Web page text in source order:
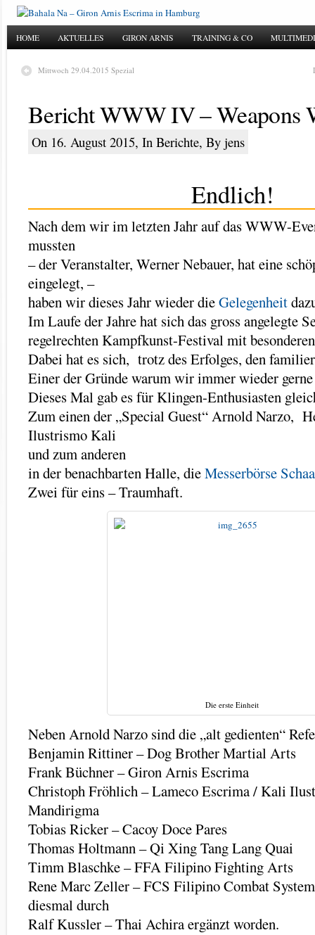
HOME AKTUELLES GIRON ARNIS TRAINING & CO
Mittwoch 29.04.2015 Spezial
Bericht WWW IV – Weapons
On 16. August 2015, In Berichte, By jens
Endlich!
Nach dem wir im letzten Jahr auf das WWW-
mussten
– der Veranstalter, Werner Nebauer, hat eine
eingelegt, –
haben wir dieses Jahr wieder dieGelegenheit
Im Laufe der Jahre hat sich das gross angelegte
regelrechten Kampfkunst-Festival mit
Dabei hat es sich, trotz des Erfolges, den
Einer der Gründe warum wir immer wieder
Dieses Mal gab es für Klingen-Enthusiasten
Zum einen der „Special Guest“ Arnold Narzo,
Ilustrismo Kali
und zum anderen
in der benachbarten Halle, dieMesserbörse
Zwei für eins – Traumhaft.
Die erste Einheit
Neben Arnold Narzo sind die „alt gedienten“
Benjamin Rittiner – Dog Brother Martial Arts
Frank Büchner – Giron Arnis Escrima
Christoph Fröhlich – Lameco Escrima / Kali
Mandirigma
Tobias Ricker – Cacoy Doce Pares
Thomas Holtmann – Qi Xing Tang Lang Quai
Timm Blaschke – FFA Filipino Fighting Arts
Rene Marc Zeller – FCS Filipino Combat System
diesmal durch
Ralf Kussler – Thai Achira ergänzt worden.